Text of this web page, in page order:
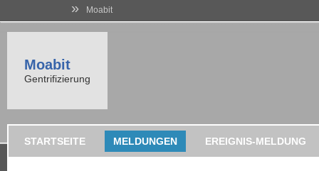
» Moabit
Moabit
Gentrifizierung
STARTSEITE MELDUNGEN EREIGNIS-MELDUNG